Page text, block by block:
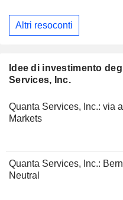
Altri resoconti
Idee di investimento
Services, Inc.
Quanta Services, Inc.: via
Markets
Quanta Services, Inc.:
Neutral